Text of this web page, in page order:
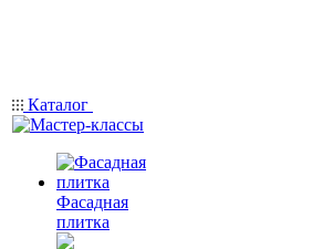
Каталог
Фасадная
плитка